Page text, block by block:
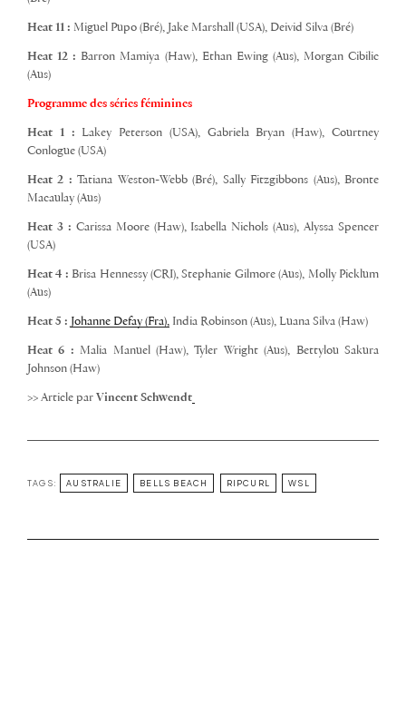
Heat 11 : Miguel Pupo (Bré), Jake Marshall (USA), Deivid Silva (Bré)
Heat 12 :Barron Mamiya (Haw), Ethan Ewing (Aus), Morgan Cibilic
(Aus)
Programme des séries féminines
Heat 1 :
Lakey Peterson (USA), Gabriela Bryan (Haw), Courtney
Conlogue (USA)
Heat 2 : Tatiana Weston-Webb (Bré), Sally Fitzgibbons (Aus), Bronte
Macaulay (Aus)
Heat 3 : Carissa Moore (Haw), Isabella Nichols (Aus), Alyssa Spencer
(USA)
Heat 4 :Brisa Hennessy (CRI), Stephanie Gilmore (Aus), Molly Picklum
(Aus)
Heat 5 : Johanne Defay (Fra), India Robinson (Aus), Luana Silva (Haw)
Heat 6 :Malia Manuel (Haw), Tyler Wright (Aus), Bettylou Sakura
Johnson (Haw)
>> Article par Vincent Schwendt
TAGS: AUSTRALIE BELLS BEACH RIPCURL WSL